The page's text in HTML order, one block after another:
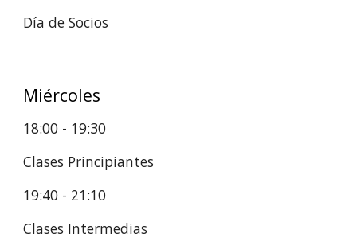
Día de Socios
Miércoles
18:00 - 19:30
Clases Principiantes
19:40 - 21:10
Clases Intermedias